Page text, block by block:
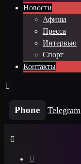
Новости
Афиша
Пресса
Интервью
Спорт
Контакты
Phone Telegram